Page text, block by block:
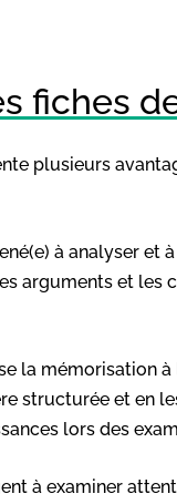
fiches
plusieurs
à analyser et
arguments et
la mémorisation
structurée et en
lors des
à examiner